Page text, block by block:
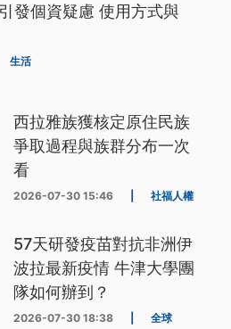
發個資疑慮 使用方式與
生活
西拉雅族獲核定原住民族
爭取過程與族群分布一次
看
2026-07-30 15:46 社福人權
57天研發疫苗對抗非洲伊
波拉最新疫情 牛津大學團
隊如何辦到？
2026-07-30 18:38 全球